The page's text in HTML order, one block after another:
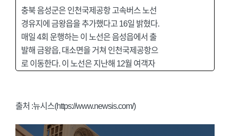
충북 음성군은 인천국제공항 고속버스 노선
경유지에 금왕읍을 추가했다고 16일 밝혔다.
매일 4회 운행하는 이 노선은 음성읍에서 출
발해 금왕읍, 대소면을 거쳐 인천국제공항으
로 이동한다. 이 노선은 지난해 12월 여객자
출처 :뉴시스(https://www.newsis.com/)